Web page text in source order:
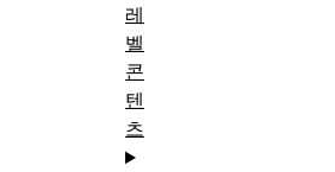
레
벨
콘
텐
츠